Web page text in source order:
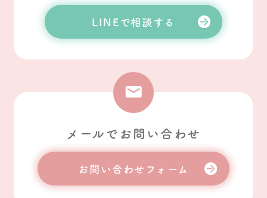
LINEで相談する
メールでお問い合わせ
お問い合わせフォーム